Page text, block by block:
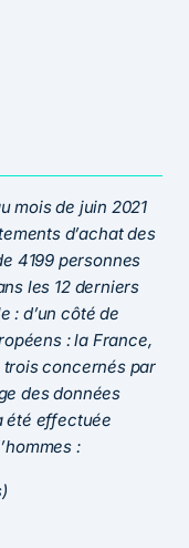
mois de juin 2021
d’achat des
4199 personnes
les 12 derniers
: d’un côté de
: la France,
trois concernés par
des données
été effectuée
: